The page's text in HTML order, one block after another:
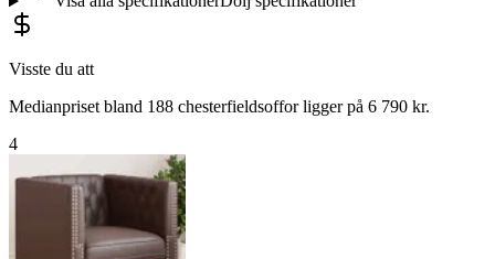
Visste du att
Medianpriset bland 188 chesterfieldsoffor ligger på 6 790 kr.
4